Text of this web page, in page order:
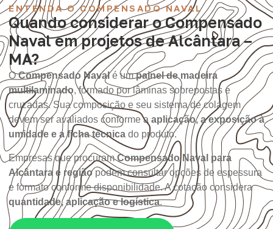
ENTENDA O COMPENSADO NAVAL
Quando considerar o Compensado
Naval em projetos de Alcântara –
MA?
OCompensado Navalé umpainel de madeira
multilaminado, formado por lâminas sobrepostas e
cruzadas. Sua composição e seu sistema de colagem
devem ser avaliados conforme a aplicação, a exposição à
umidade e a ficha técnica do produto.
Empresas que procuramCompensado Naval para
Alcântara e regiãopodem consultar opções de espessura
e formato conforme disponibilidade. A cotação considera
quantidade, aplicação e logística.